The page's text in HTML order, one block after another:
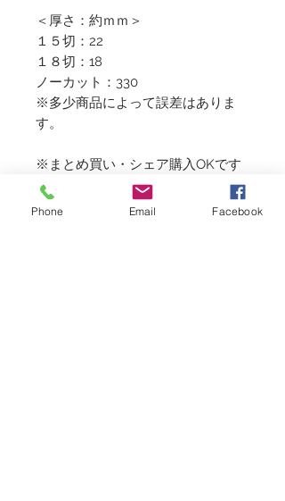
＜厚さ：約ｍｍ＞
１５切：22
１８切：18
ノーカット：330
※多少商品によって誤差はありま
す。
※まとめ買い・シェア購入OKです
が、発送先は一か所のみになります
のでご了承願います。
Phone Email Facebook